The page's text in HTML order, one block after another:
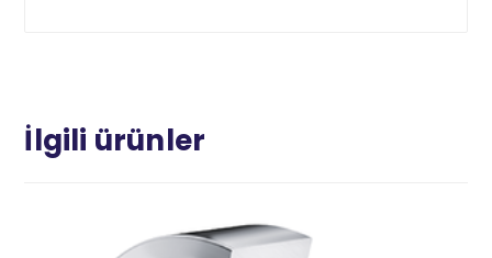
İlgili ürünler